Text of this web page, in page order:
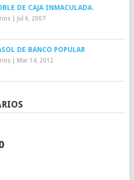
DE CAJA INMACULADA.
| Jul 6, 2007
DE BANCO POPULAR
| Mar 14, 2012